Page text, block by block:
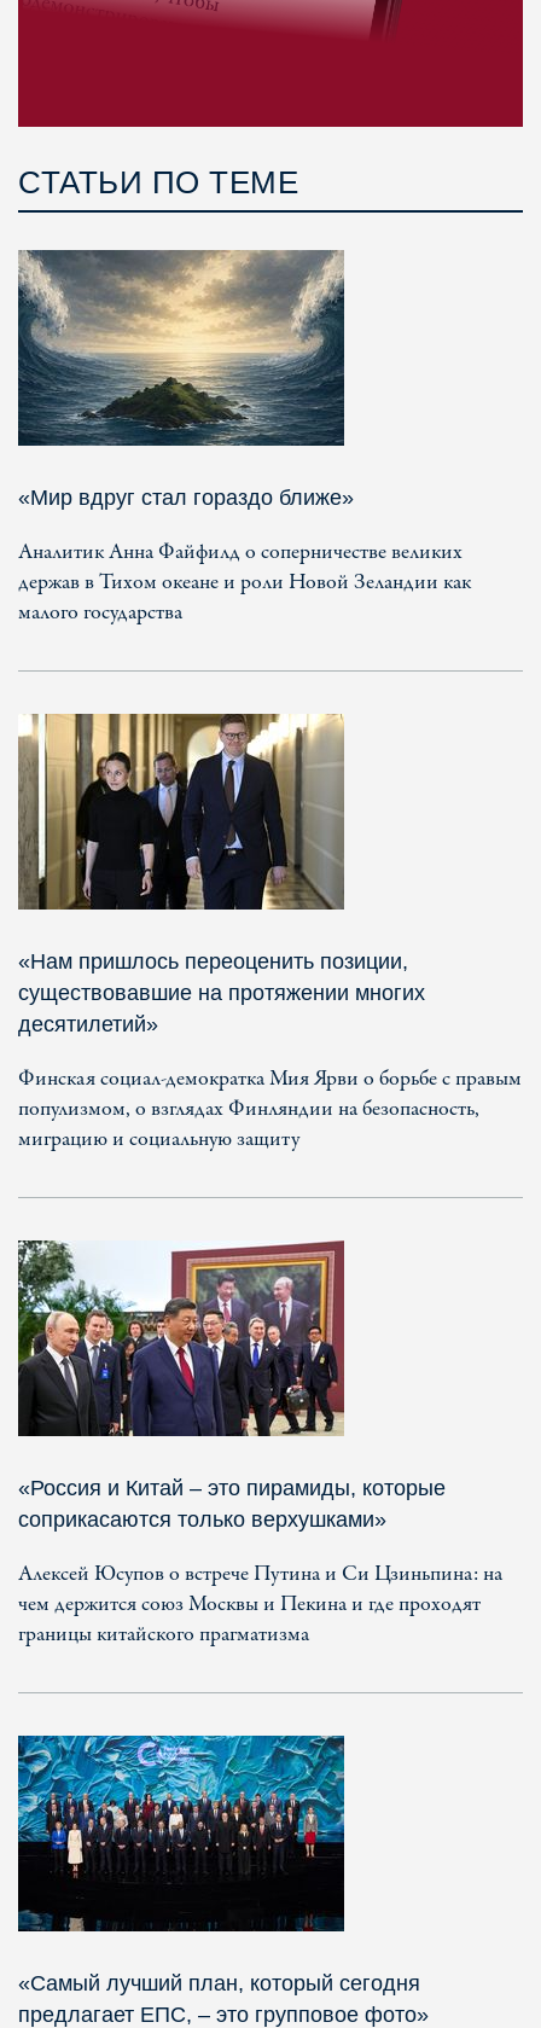
СТАТЬИ ПО ТЕМЕ
«Мир вдруг стал гораздо ближе»
Аналитик Анна Файфилд о соперничестве великих
держав в Тихом океане и роли Новой Зеландии как
малого государства
«Нам пришлось переоценить позиции,
существовавшие на протяжении многих
десятилетий»
Финская социал-демократка Мия Ярви о борьбе с правым
популизмом, о взглядах Финляндии на безопасность,
миграцию и социальную защиту
«Россия и Китай – это пирамиды, которые
соприкасаются только верхушками»
Алексей Юсупов о встрече Путина и Си Цзиньпина: на
чем держится союз Москвы и Пекина и где проходят
границы китайского прагматизма
«Самый лучший план, который сегодня
предлагает ЕПС, – это групповое фото»